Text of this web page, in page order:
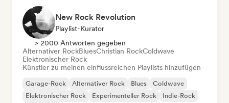
New Rock Revolution
Playlist-Kurator
> 2000 Antworten gegeben
Alternativer RockBluesChristian RockColdwave
Elektronischer Rock
Künstler zu meinen einflussreichen Playlists hinzufügen
Garage-Rock Alternativer Rock Blues
Coldwave
Elektronischer Rock
Experimenteller Rock
Indie-Rock